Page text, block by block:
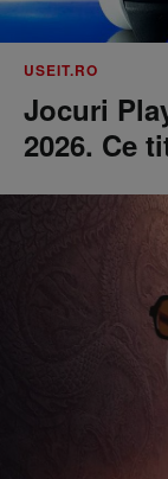
USEIT.RO
Jocuri
2026. Ce